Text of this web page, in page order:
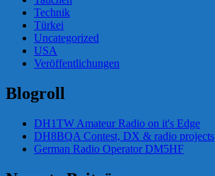
Technik
Türkei
Uncategorized
USA
Veröffentlichungen
Blogroll
DH1TW Amateur Radio on it's Edge
DH8BQA Contest, DX & radio projects
German Radio Operator DM5HF